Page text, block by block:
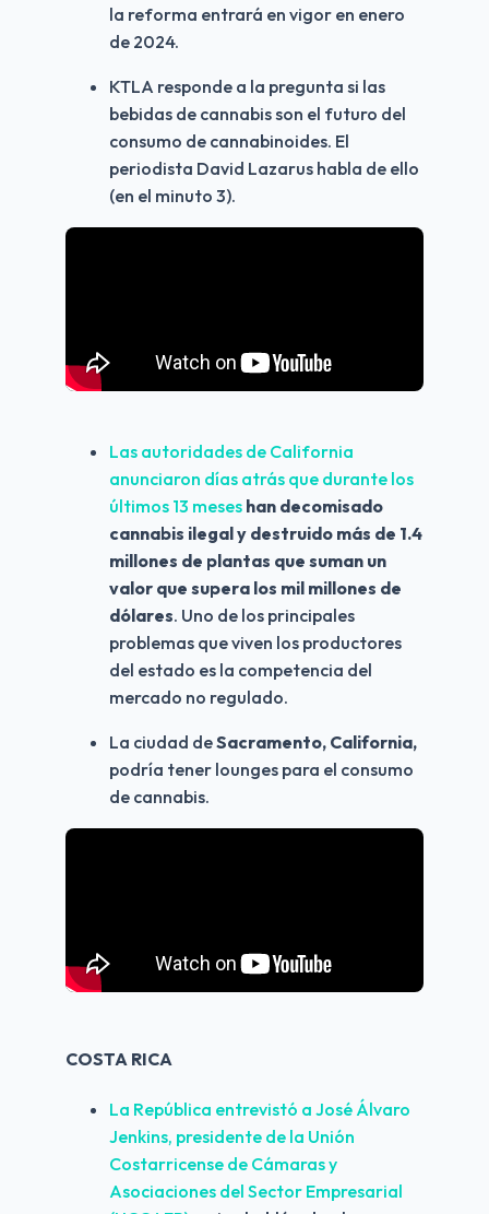
la reforma entrará en vigor en enero
de 2024.
KTLA responde a la pregunta si las
bebidas de cannabis son el futuro del
consumo de cannabinoides. El
periodista David Lazarus habla de ello
(en el minuto 3).
Las autoridades de California
anunciaron días atrás que durante los
últimos 13 meses han decomisado
cannabis ilegal y destruido más de 1.4
millones de plantas que suman un
valor que supera los mil millones de
dólares. Uno de los principales
problemas que viven los productores
del estado es la competencia del
mercado no regulado.
La ciudad de Sacramento, California,
podría tener lounges para el consumo
de cannabis.
COSTA RICA
La República entrevistó a José Álvaro
Jenkins, presidente de la Unión
Costarricense de Cámaras y
Asociaciones del Sector Empresarial